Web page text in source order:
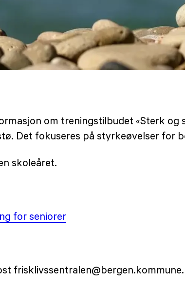
om treningstilbudet «Sterk
Det fokuseres på styrkeøvelser for
skoleåret.
for seniorer